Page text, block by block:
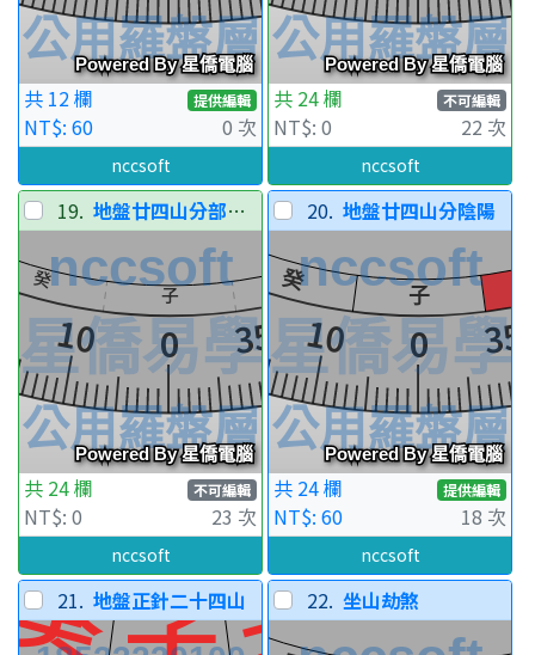
共 12 欄 提供編輯
NT$: 60 0 次
nccsoft
共 24 欄 不可編輯
NT$: 0 22 次
nccsoft
19. 地盤廿四山分部分陰陽-比對層
共 24 欄 不可編輯
NT$: 0 23 次
nccsoft
20. 地盤廿四山分陰陽
共 24 欄 提供編輯
NT$: 60 18 次
nccsoft
21. 地盤正針二十四山 22. 坐山劫煞